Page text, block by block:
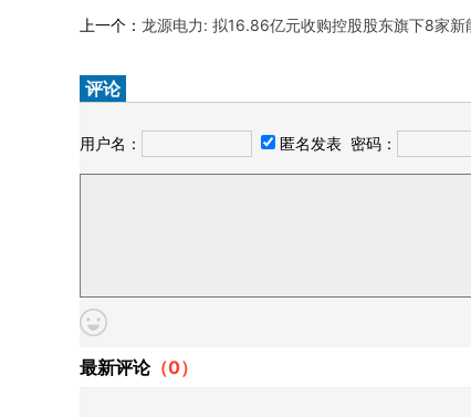
上一个： 龙源电力: 拟16.86亿元收购控股股东旗下8家新能源公司
评论
用户名： 匿名发表 密码：
最新评论（0）